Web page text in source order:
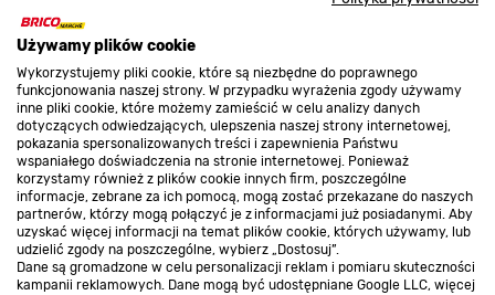
Używamy plików cookie
Wykorzystujemy pliki cookie, które są niezbędne do poprawnego
funkcjonowania naszej strony. W przypadku wyrażenia zgody używamy
inne pliki cookie, które możemy zamieścić w celu analizy danych
dotyczących odwiedzających, ulepszenia naszej strony internetowej,
pokazania spersonalizowanych treści i zapewnienia Państwu
wspaniałego doświadczenia na stronie internetowej. Ponieważ
korzystamy również z plików cookie innych firm, poszczególne
informacje, zebrane za ich pomocą, mogą zostać przekazane do naszych
partnerów, którzy mogą połączyć je z informacjami już posiadanymi. Aby
uzyskać więcej informacji na temat plików cookie, których używamy, lub
udzielić zgody na poszczególne, wybierz „Dostosuj”.
Dane są gromadzone w celu personalizacji reklam i pomiaru skuteczności
kampanii reklamowych. Dane mogą być udostępniane Google LLC, więcej
Strefa biznesu
Dołącz do nas
Metody płatności